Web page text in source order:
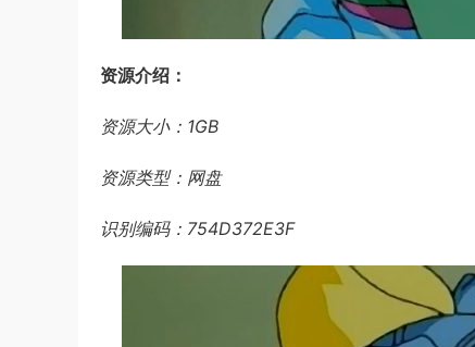
资源介绍：
资源大小：1GB
资源类型：网盘
识别编码：754D372E3F